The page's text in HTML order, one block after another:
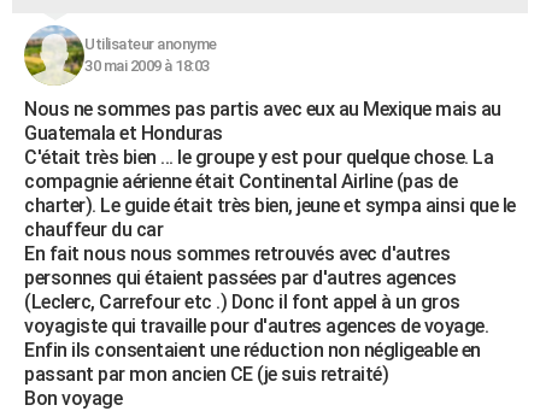
Utilisateur anonyme
30 mai 2009 à 18:03
Nous ne sommes pas partis avec eux au Mexique mais au
Guatemala et Honduras
C'était très bien ... le groupe y est pour quelque chose. La
compagnie aérienne était Continental Airline (pas de
charter). Le guide était très bien, jeune et sympa ainsi que le
chauffeur du car
En fait nous nous sommes retrouvés avec d'autres
personnes qui étaient passées par d'autres agences
(Leclerc, Carrefour etc .) Donc il font appel à un gros
voyagiste qui travaille pour d'autres agences de voyage.
Enfin ils consentaient une réduction non négligeable en
passant par mon ancien CE (je suis retraité)
Bon voyage